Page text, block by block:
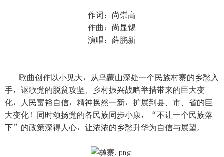
作词：尚崇高
作曲：尚显锡
演唱：薛鹏新
歌曲创作以小见大，从乌蒙山深处一个民族村寨的乡愁入
手，讴歌党的脱贫攻坚、乡村振兴战略举措带来的巨大变
化，人民富裕自信，精神换然一新，扩展到县、市、省的巨
大变化！同时颂扬党的各民族同步小康，“不让一个民族落
下”的政策深得人心，让浓浓的乡愁升华为自信与展望。